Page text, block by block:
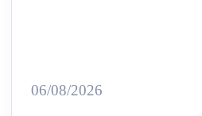
06/08/2026